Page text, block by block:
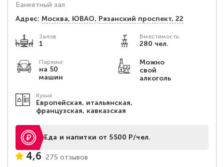
Банкетный зал
Адрес: Москва, ЮВАО, Рязанский проспект, 22
Залов
1
Вместимость:
280 чел.
Паркинг
на 50
машин
Можно
свой
алкоголь
Кухня
Европейская, итальянская,
французская, кавказская
Еда и напитки от 5500 Р/чел.
4,6 275 отзывов